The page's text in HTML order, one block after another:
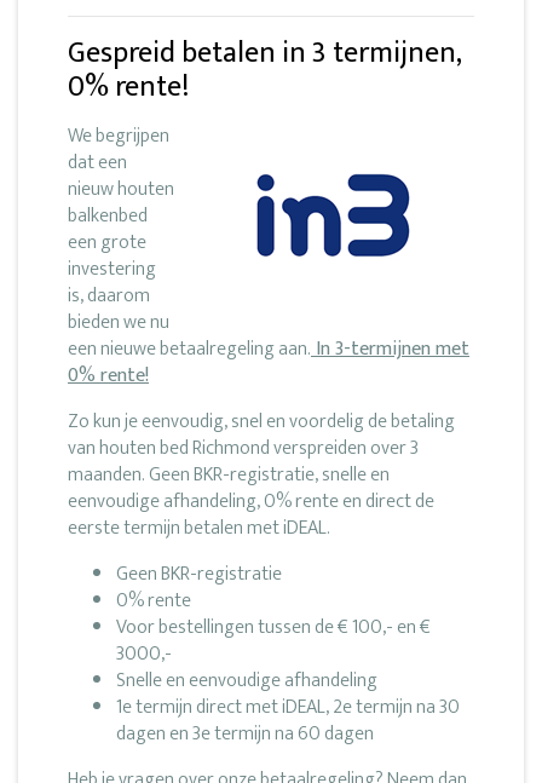
Gespreid betalen in 3 termijnen,
0% rente!
We begrijpen
dat een
nieuw houten
balkenbed
een grote
investering
is, daarom
bieden we nu
een nieuwe betaalregeling aan.In 3-termijnen met
0% rente!
Zo kun je eenvoudig, snel en voordelig de betaling
van houten bed Richmond verspreiden over 3
maanden. Geen BKR-registratie, snelle en
eenvoudige afhandeling, 0% rente en direct de
eerste termijn betalen met iDEAL.
Geen BKR-registratie
0% rente
Voor bestellingen tussen de € 100,- en €
3000,-
Snelle en eenvoudige afhandeling
1e termijn direct met iDEAL, 2e termijn na 30
dagen en 3e termijn na 60 dagen